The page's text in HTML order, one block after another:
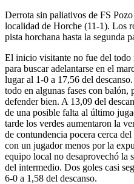
Derrota sin paliativos de FS
localidad de Horche (11-1). Los
pista horchana hasta la segunda
El inicio visitante no fue del todo
para buscar adelantarse en el
lugar al 1-0 a 17,56 del
todo en algunas fases con balón,
defender bien. A 13,09 del
de una posible falta al último
tarde los verdes aumentaron la
de contundencia pocera cerca
con un jugador menos por la
equipo local no desaprovechó la
del intermedio. Dos goles casi
6-0 a 1,58 del descanso.